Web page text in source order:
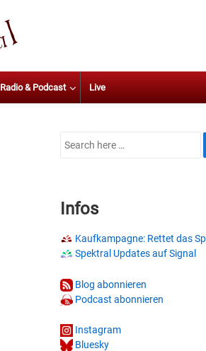
Radio & Podcast Live
Search
Infos
Kaufkampagne: Rettet das
Spektral Updates auf Signal
Blog abonnieren
Podcast abonnieren
Instagram
Bluesky